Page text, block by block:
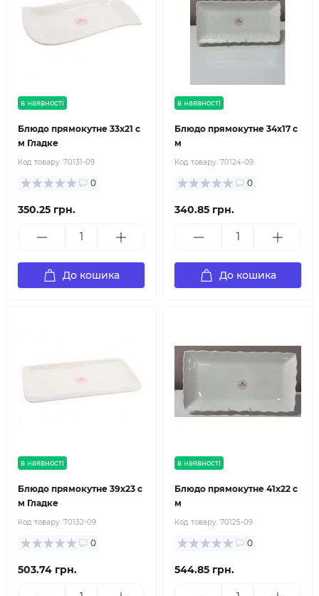
в наявності
Блюдо прямокутне 33х21 с
м Гладке
Код товару: 70131-09
0
350.25 грн.
До кошика
в наявності
Блюдо прямокутне 34х17 с
м
Код товару: 70124-09
0
340.85 грн.
До кошика
в наявності
Блюдо прямокутне 39х23 с
м Гладке
Код товару: 70132-09
0
503.74 грн.
в наявності
Блюдо прямокутне 41х22 с
м
Код товару: 70125-09
0
544.85 грн.